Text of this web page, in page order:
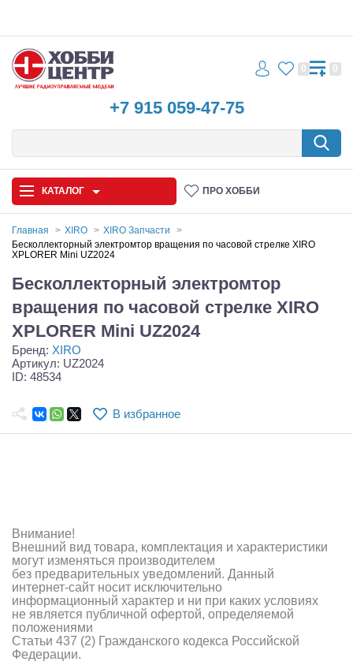
+7 915 059-47-75
0 0
КАТАЛОГ ПРО ХОББИ
Автомодели
Запчасти и аксессуары
Игрушки
Самолеты
Судомодели
Зарядные устройства и блоки питания
Двигатели
Технические жидкости
Инструмент,измерительные приборы,расходники
Главная XIRO
XIRO Запчасти
Бесколлекторный электромтор вращения по часовой стрелке XIRO
XPLORER Mini UZ2024
Бесколлекторный электромтор
вращения по часовой стрелке XIRO
XPLORER Mini UZ2024
Бренд: XIRO
Артикул: UZ2024
ID: 48534
В избранное
Внимание!
Внешний вид товара, комплектация и характеристики
могут изменяться производителем
без предварительных уведомлений. Данный
интернет-сайт носит исключительно
информационный характер и ни при каких условиях
не является публичной офертой, определяемой
положениями
Статьи 437 (2) Гражданского кодекса Российской
Федерации.